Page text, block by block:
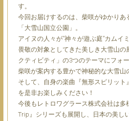
す。
今回お届けするのは、柴咲がゆかりあ
「⼤雪⼭国⽴公園」。
アイヌの⼈々が”神々が遊ぶ庭”カムイ
畏敬の対象としてきた美しき⼤雪⼭の
クティビティ」の3つのテーマにフォ
柴咲が案内する豊かで神秘的な⼤雪⼭
そして、⾃⾝の楽曲『無形スピリット
を是⾮お楽しみください！
今後もレトロワグラース株式会社は多
Trip』シリーズも展開し、⽇本の美し